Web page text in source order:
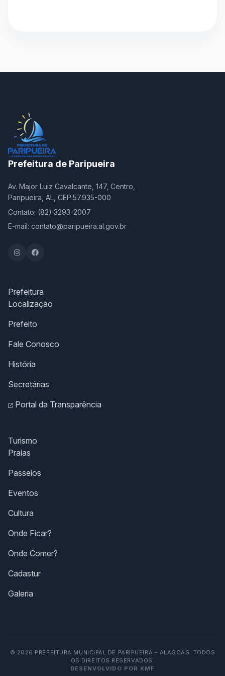
Prefeitura de Paripueira
Av. Major Luiz Cavalcante, 147, Centro,
Paripueira, AL, CEP.57.935-000
Contato: (82) 3293-2007
E-mail: contato@paripueira.al.gov.br
Prefeitura
Localização
Prefeito
Fale Conosco
História
Secretárias
Portal da Transparência
Turismo
Praias
Passeios
Eventos
Cultura
Onde Ficar?
Onde Comer?
Cadastur
Galeria
© 2026 PREFEITURA MUNICIPAL DE PARIPUEIRA – ALAGOAS. TODOS
OS DIREITOS RESERVADOS.
DESENVOLVIDO POR KMF